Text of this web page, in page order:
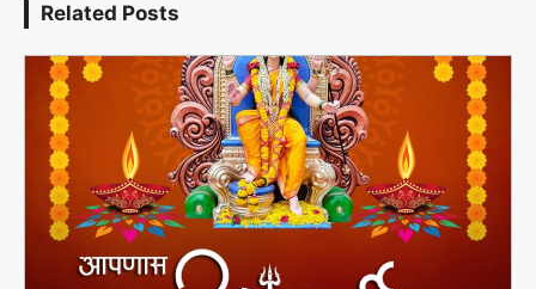
Related Posts